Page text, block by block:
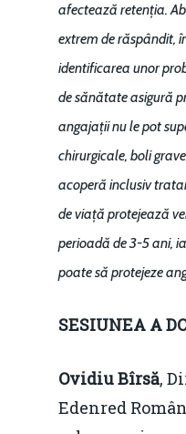
afectează retenția.
extrem de răspândit,
identificarea unor
de sănătate asigură
angajații nu le pot
chirurgicale, boli
acoperă inclusiv
de viață protejează
perioadă de 3-5 ani,
poate să protejeze
SESIUNEA A
Ovidiu Bîrsă,
Edenred